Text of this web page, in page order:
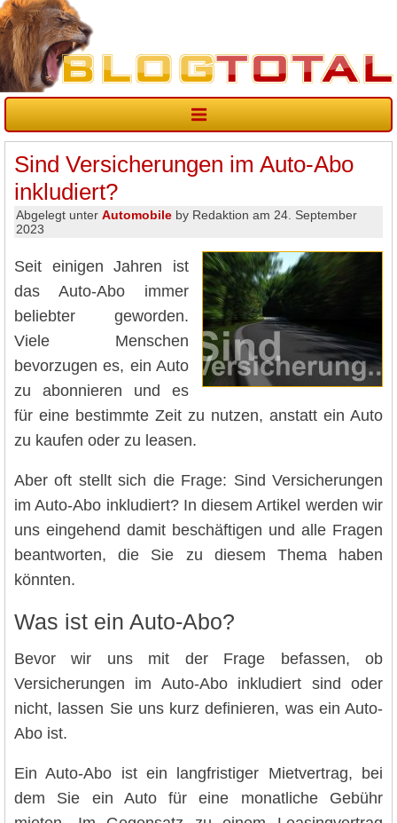
Sind Versicherungen im Auto-Abo
inkludiert?
Abgelegt unter Automobile by Redaktion am 24. September
2023
Seit einigen Jahren ist
das Auto-Abo immer
beliebter geworden.
Viele Menschen
bevorzugen es, ein Auto
zu abonnieren und es
für eine bestimmte Zeit zu nutzen, anstatt ein Auto
zu kaufen oder zu leasen.
Aber oft stellt sich die Frage: Sind Versicherungen
im Auto-Abo inkludiert? In diesem Artikel werden wir
uns eingehend damit beschäftigen und alle Fragen
beantworten, die Sie zu diesem Thema haben
könnten.
Was ist ein Auto-Abo?
Bevor wir uns mit der Frage befassen, ob
Versicherungen im Auto-Abo inkludiert sind oder
nicht, lassen Sie uns kurz definieren, was ein Auto-
Abo ist.
Ein Auto-Abo ist ein langfristiger Mietvertrag, bei
dem Sie ein Auto für eine monatliche Gebühr